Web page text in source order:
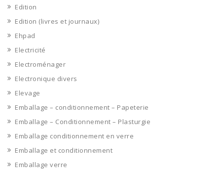
Edition
Edition (livres et journaux)
Ehpad
Electricité
Electroménager
Electronique divers
Elevage
Emballage – conditionnement – Papeterie
Emballage – Conditionnement – Plasturgie
Emballage conditionnement en verre
Emballage et conditionnement
Emballage verre